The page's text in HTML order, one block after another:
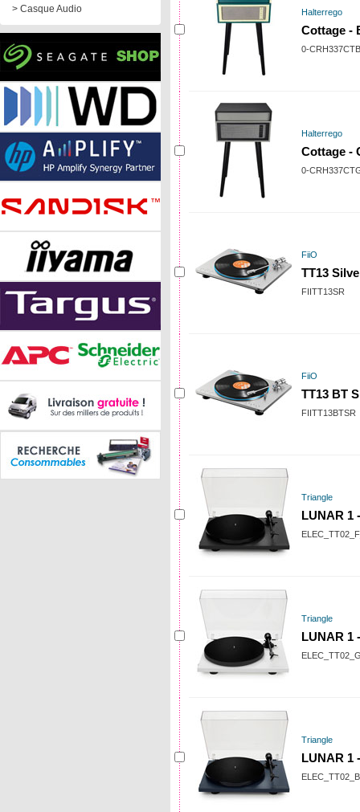
> Casque Audio
Halterrego
Cottage -
0-
Halterrego
Cottage -
0-
FiiO
TT13
FIITT13SR
FiiO
TT13 BT
FIITT13BTSR
Triangle
LUNAR 1
Triangle
LUNAR 1
Triangle
LUNAR 1